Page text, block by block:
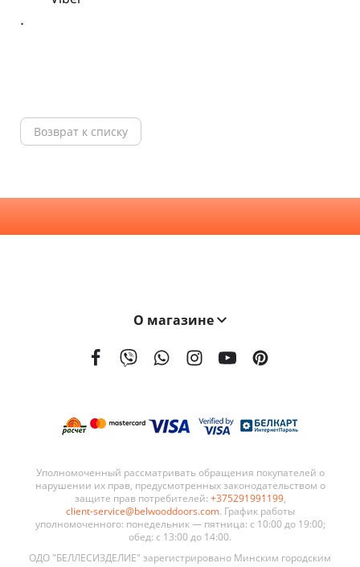
.
Возврат к списку
О магазине
Уполномоченный рассматривать обращения покупателей о
нарушении их прав, предусмотренных законодательством о
защите прав потребителей: +375291991199,
client-service@belwooddoors.com. График работы
уполномоченного: понедельник — пятница: с 10:00 до 19:00;
обед: с 13:00 до 14:00.
ОДО "БЕЛЛЕСИЗДЕЛИЕ" зарегистрировано Минским городским